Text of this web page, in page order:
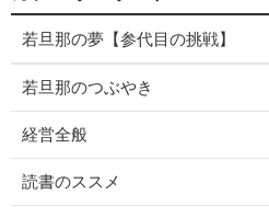
若旦那の夢【参代目の挑戦】
若旦那のつぶやき
経営全般
読書のススメ